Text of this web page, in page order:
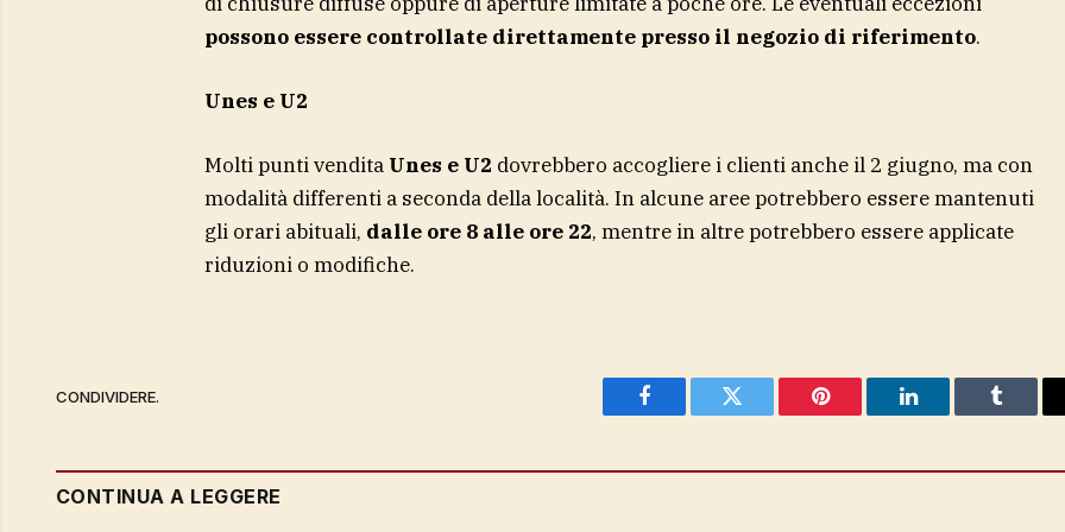
possono essere controllate direttamente presso il negozio di riferimento.
Unes e U2
Molti punti venditaUnes e U2 dovrebbero accogliere i clienti anche il 2 giugno, ma con
modalità differenti a seconda della località. In alcune aree potrebbero essere mantenuti
gli orari abituali, dalle ore 8 alle ore 22, mentre in altre potrebbero essere applicate
riduzioni o modifiche.
CONDIVIDERE.
Facebook Twitter Pinterest LinkedIn Tumblr
CONTINUA A LEGGERE